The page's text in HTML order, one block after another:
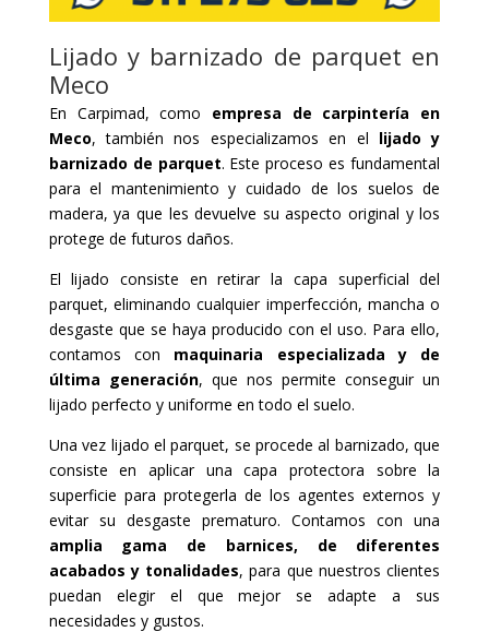
Lijado y barnizado de parquet en
Meco
En Carpimad, como empresa de carpintería en
Meco, también nos especializamos en el lijado y
barnizado de parquet. Este proceso es fundamental
para el mantenimiento y cuidado de los suelos de
madera, ya que les devuelve su aspecto original y los
protege de futuros daños.
El lijado consiste en retirar la capa superficial del
parquet, eliminando cualquier imperfección, mancha o
desgaste que se haya producido con el uso. Para ello,
contamos con maquinaria especializada y de
última generación, que nos permite conseguir un
lijado perfecto y uniforme en todo el suelo.
Una vez lijado el parquet, se procede al barnizado, que
consiste en aplicar una capa protectora sobre la
superficie para protegerla de los agentes externos y
evitar su desgaste prematuro. Contamos con una
amplia gama de barnices, de diferentes
acabados y tonalidades, para que nuestros clientes
puedan elegir el que mejor se adapte a sus
necesidades y gustos.